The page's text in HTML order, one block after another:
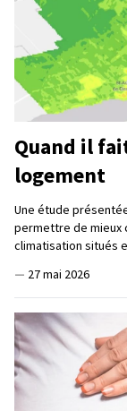
Quand il
logement
Une étude
permettre de mieux
climatisation situés
— 27 mai 2026